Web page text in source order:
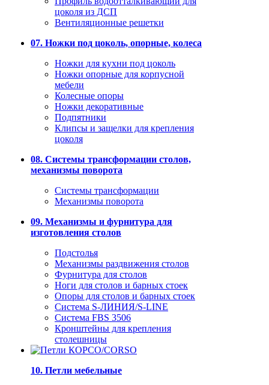
цоколя из ДСП
Вентиляционные решетки
07. Ножки под цоколь, опорные, колеса
Ножки для кухни под цоколь
Ножки опорные для корпусной
мебели
Колесные опоры
Ножки декоративные
Подпятники
Клипсы и защелки для крепления
цоколя
08. Системы трансформации столов,
механизмы поворота
Системы трансформации
Механизмы поворота
09. Механизмы и фурнитура для
изготовления столов
Подстолья
Механизмы раздвижения столов
Фурнитура для столов
Ноги для столов и барных стоек
Опоры для столов и барных стоек
Система S-ЛИНИЯ/S-LINE
Система FBS 3506
Кронштейны для крепления
столешницы
10. Петли мебельные